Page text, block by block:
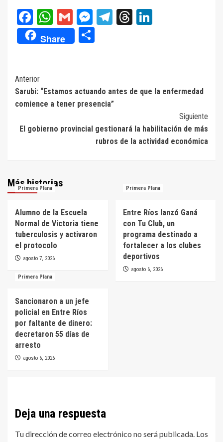
Facebook
WhatsApp
GmailMessenger
Telegram
Threads
Share
Navegación
de
Anterior
Sarubi: “Estamos actuando antes de que la enfermedad
comience a tener presencia”
Siguiente
El gobierno provincial gestionará la habilitación de más
rubros de la actividad económica
Más historias
Primera Plana
Alumno de la Escuela
Normal de Victoria tiene
tuberculosis y activaron
el protocolo
agosto 7, 2026
Primera Plana
Entre Ríos lanzó Ganá
con Tu Club, un
programa destinado a
fortalecer a los clubes
deportivos
agosto 6, 2026
Primera Plana
Sancionaron a un jefe
policial en Entre Ríos
por faltante de dinero:
decretaron 55 días de
arresto
agosto 6, 2026
Deja una respuesta
Tu dirección de correo electrónico no será publicada. Los